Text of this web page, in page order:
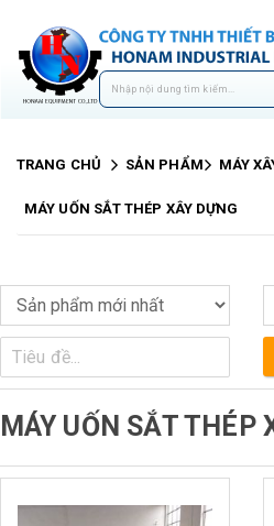
TRANG CHỦ SẢN PHẨM MÁY
MÁY UỐN SẮT THÉP XÂY DỰNG
MÁY UỐN SẮT THÉP